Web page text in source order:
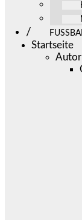
Startseite